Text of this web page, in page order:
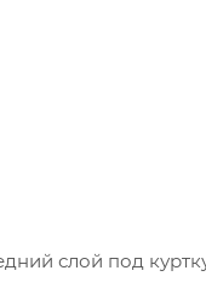
слой под